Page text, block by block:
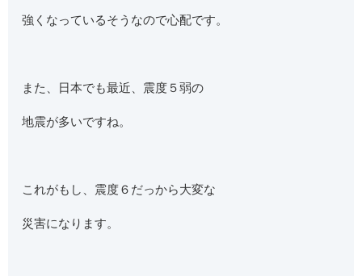
強くなっているそうなので心配です。
また、日本でも最近、震度５弱の
地震が多いですね。
これがもし、震度６だっから大変な
災害になります。